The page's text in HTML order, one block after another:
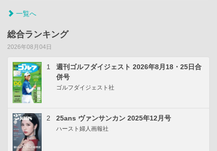
一覧へ
総合ランキング
2026年08月04日
1
週刊ゴルフダイジェスト 2026年8月18・25日合
併号
ゴルフダイジェスト社
2 25ans ヴァンサンカン 2025年12月号
ハースト婦人画報社